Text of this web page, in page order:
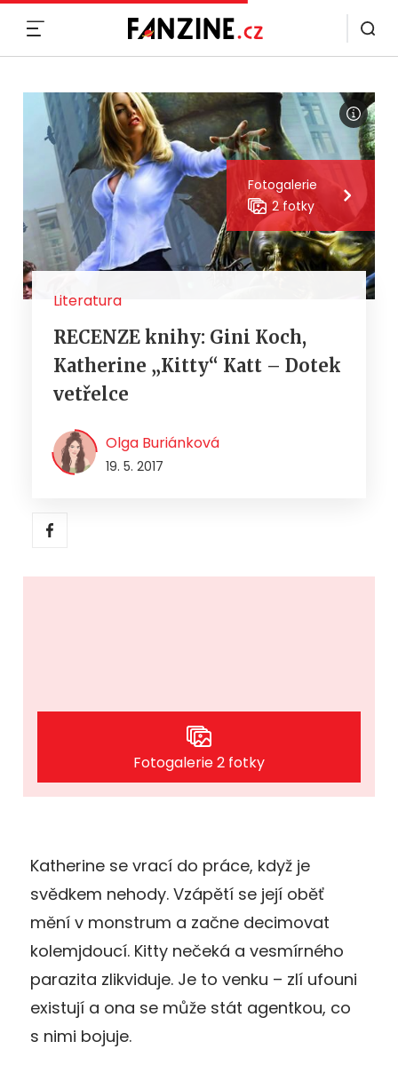
Fotogalerie
2 fotky
Literatura
RECENZE knihy: Gini Koch,
Katherine „Kitty“ Katt – Dotek
vetřelce
Olga Buriánková
19. 5. 2017
Fotogalerie 2 fotky
Katherine se vrací do práce, když je
svědkem nehody. Vzápětí se její oběť
mění v monstrum a začne decimovat
kolemjdoucí. Kitty nečeká a vesmírného
parazita zlikviduje. Je to venku – zlí ufouni
existují a ona se může stát agentkou, co
s nimi bojuje.